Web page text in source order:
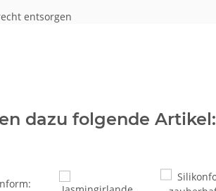
entsorgen
dazu folgende Artikel: